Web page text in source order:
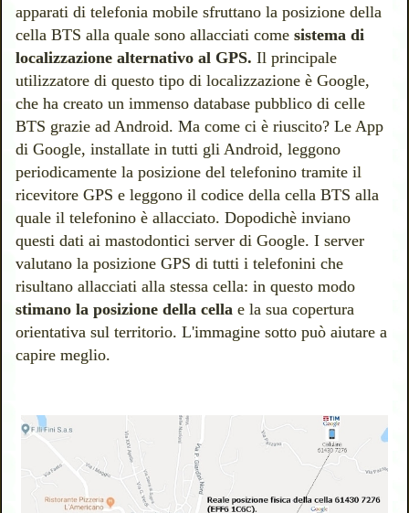
apparati di telefonia mobile sfruttano la posizione della
cella BTS alla quale sono allacciati comesistema di
localizzazione alternativo al GPS. Il principale
utilizzatore di questo tipo di localizzazione è Google,
che ha creato un immenso database pubblico di celle
BTS grazie ad Android. Ma come ci è riuscito? Le App
di Google, installate in tutti gli Android, leggono
periodicamente la posizione del telefonino tramite il
ricevitore GPS e leggono il codice della cella BTS alla
quale il telefonino è allacciato. Dopodichè inviano
questi dati ai mastodontici server di Google. I server
valutano la posizione GPS di tutti i telefonini che
risultano allacciati alla stessa cella: in questo modo
stimano la posizione della cella e la sua copertura
orientativa sul territorio. L'immagine sotto può aiutare a
capire meglio.